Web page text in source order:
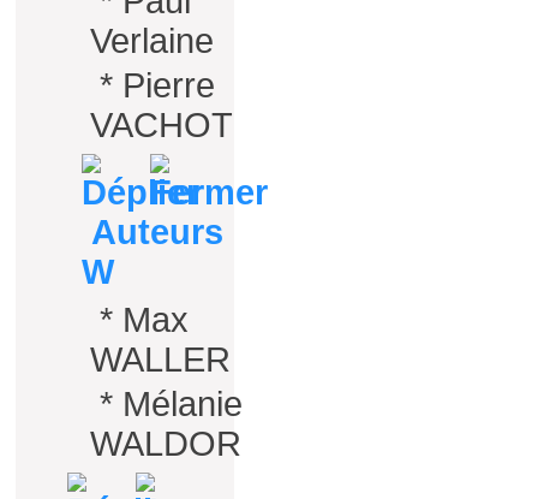
Verlaine
* Pierre
VACHOT
Auteurs
W
* Max
WALLER
* Mélanie
WALDOR